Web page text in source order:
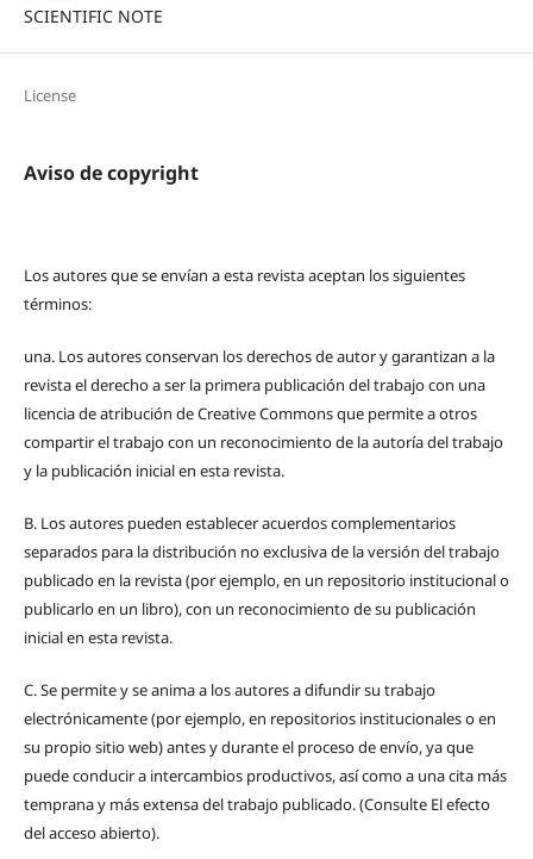
SCIENTIFIC NOTE
License
Aviso de copyright
Los autores que se envían a esta revista aceptan los siguientes
términos:
una. Los autores conservan los derechos de autor y garantizan a la
revista el derecho a ser la primera publicación del trabajo con una
licencia de atribución de Creative Commons que permite a otros
compartir el trabajo con un reconocimiento de la autoría del trabajo
y la publicación inicial en esta revista.
B. Los autores pueden establecer acuerdos complementarios
separados para la distribución no exclusiva de la versión del trabajo
publicado en la revista (por ejemplo, en un repositorio institucional o
publicarlo en un libro), con un reconocimiento de su publicación
inicial en esta revista.
C.Se permite y se anima a los autores a difundir su trabajo
electrónicamente (por ejemplo, en repositorios institucionales o en
su propio sitio web) antes y durante el proceso de envío, ya que
puede conducir a intercambios productivos, así como a una cita más
temprana y más extensa del trabajo publicado. (Consulte El efecto
del acceso abierto).